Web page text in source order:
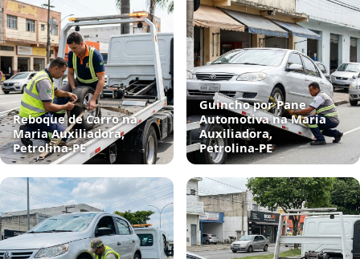
Reboque de Carro na
Maria Auxiliadora,
Petrolina‑PE
Guincho por Pane
Automotiva na Maria
Auxiliadora,
Petrolina‑PE